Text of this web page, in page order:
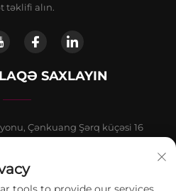
təklifi alın.
SAXLAYIN
Çənkuang Şərq küçəsi 16